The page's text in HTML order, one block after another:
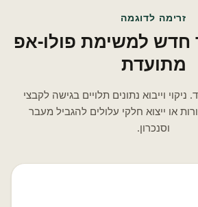
זרימה לדוגמה
חדש למשימת פולו-אפ
מתועדת
וייבוא נתונים תלויים בגישה לקבצי
או ייצוא חלקי עלולים להגביל מעבר
וסנכרון.